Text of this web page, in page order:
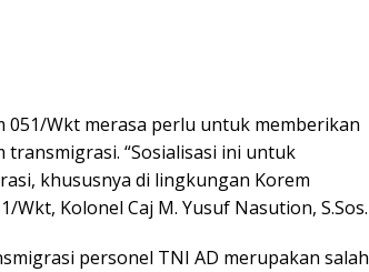
Wkt merasa perlu untuk memberikan
“Sosialisasi ini untuk
khususnya di lingkungan Korem
Wkt, Kolonel Caj M. Yusuf Nasution, S.Sos.
personel TNI AD merupakan salah